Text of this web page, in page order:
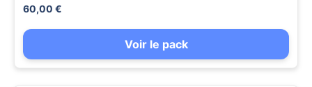
60,00 €
Voir le pack